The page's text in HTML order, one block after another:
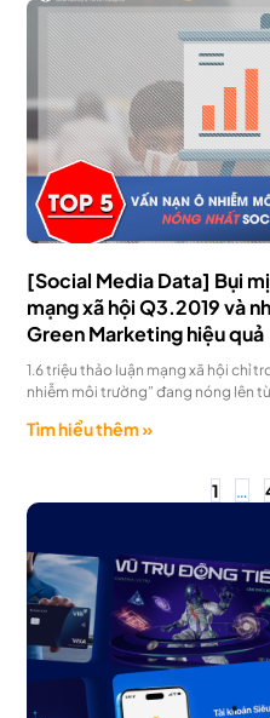
[Social Media Data] Bụi
mạng xã hội Q3.2019 và
Green Marketing hiệu quả
1.6 triệu thảo luận mạng xã hội chỉ
nhiễm môi trường” đang nóng lên
Tìm hiểu thêm »
1 …